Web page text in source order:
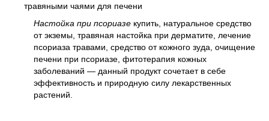
травяными чаями для печени
Настойка при псориазе купить, натуральное средство
от экземы, травяная настойка при дерматите, лечение
псориаза травами, средство от кожного зуда, очищение
печени при псориазе, фитотерапия кожных
заболеваний — данный продукт сочетает в себе
эффективность и природную силу лекарственных
растений.